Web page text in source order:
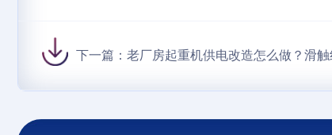
下一篇：老厂房起重机供电改造怎么做？滑